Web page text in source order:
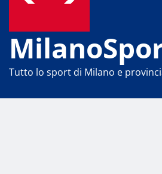
Tutto lo sport di Milano e